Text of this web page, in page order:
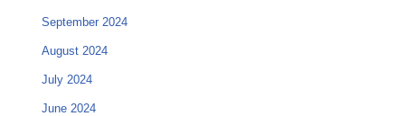
September 2024
August 2024
July 2024
June 2024